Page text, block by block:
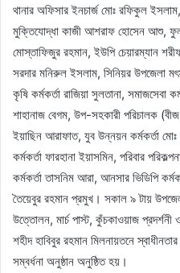
থানার অফিসার ইনচার্জ মোঃ রফিকুল
মুক্তিযোদ্ধা কাজী আশরাফ হোসেন আশু,
মোস্তাফিজুর রহমান, ইউপি চেয়ারম্যান
সরদার মনিরুল ইসলাম, সিনিয়র উপজেলা
কৃষি কর্মকর্তা রাজিয়া সুলতানা, সমাজসেবা
শাহানাজ বেগম, উপ-সহকারী পরিচালক
ইয়াছিন আরাফাত, যুব উন্নয়ন কর্মকর্তা
কর্মকর্তা ফারহানা ইয়াসমিন, পরিবার
কর্মকর্তা তাসনিম আরা, আনসার ভিডিপি
তৈয়েবুর রহমান প্রমুখ। সকাল ৯ টায়
উত্তোলন, মার্চ পাস্ট, কুঁচকাওয়াজ
শহীদ হাবিবুর রহমান মিলনায়তনে
সম্বর্ধনা অনুষ্ঠান অনুষ্ঠিত হয়।